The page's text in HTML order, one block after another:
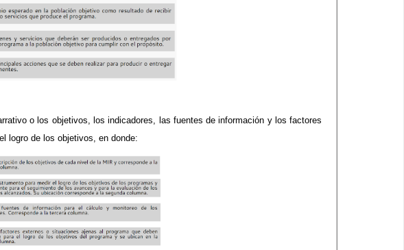
o los objetivos, los indicadores, las fuentes de información y los factores
logro de los objetivos, en donde: